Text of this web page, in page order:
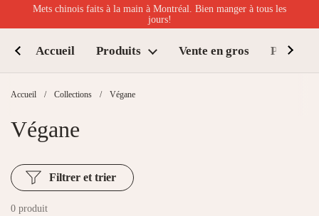
Passer au contenu
Mets chinois faits à la main à Montréal. Bien manger à tous les
jours!
Accueil Produits Vente en gros Points
Accueil / Collections / Végane
Végane
0 produit
Filtrer et trier